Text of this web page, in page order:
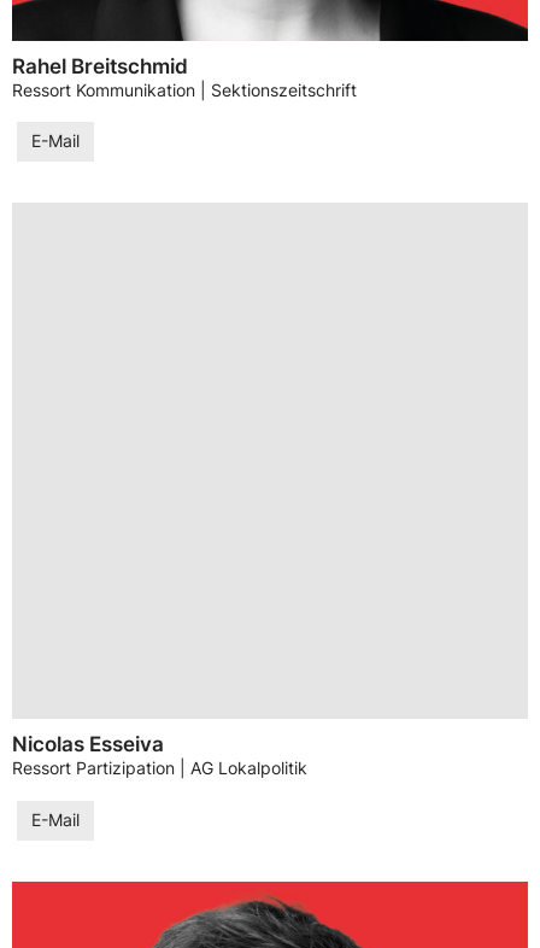
Rahel Breitschmid
Ressort Kommunikation | Sektionszeitschrift
E-Mail
Nicolas Esseiva
Ressort Partizipation | AG Lokalpolitik
E-Mail